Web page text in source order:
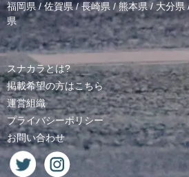
福岡県/佐賀県/長崎県 /熊本県/ 大分県
県
スナカラとは?
掲載希望の方はこちら
運営組織
プライバシーポリシー
お問い合わせ